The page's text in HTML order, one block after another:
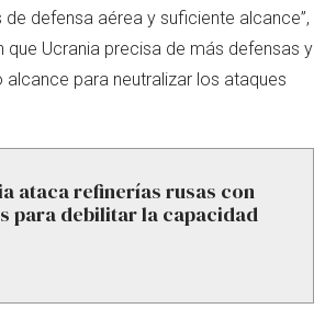
defensa aérea y suficiente alcance”,
que Ucrania precisa de más defensas y
alcance para neutralizar los ataques
ataca refinerías rusas con
para debilitar la capacidad